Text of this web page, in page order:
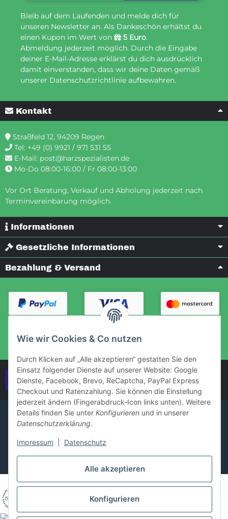
Alle akzeptieren
Konfigurieren
Wie wir Cookies & Co nutzen
Durch Klicken auf „Alle akzeptieren“ gestatten Sie den
Einsatz folgender Dienste auf unserer Website: Google
Dienste, Facebook, Brevo, ReCaptcha, PayPal Express
Checkout und Ratenzahlung. Sie können die Einstellung
jederzeit ändern (Fingerabdruck-Icon links unten). Weitere
Details finden Sie unter Konfigurieren und in unserer
Datenschutzerklärung.
Impressum Datenschutz
Bleib auf dem Laufenden und melde dich für
unseren Newsletter an. Als Dankeschön erhältst du
einen Kupon im Wert von
5 Euro.
Abmeldung jederzeit möglich. Durch die Eingabe
deiner E-Mail-Adresse erklärst du dich ausdrücklich
damit einverstanden, dass wir deine Daten gemäß
unserer Datenschutzrichtlinie aufbewahren.
Kontakt
Straßfeld 12, 94209 Regen
Tel: +49 (0) 9921 / 971 531 55
E-Mail: post@harzspezialisten.de
Mo-Do 08:00-16:00 / Fr 08:00-13:00
Vor Ort Beratung, Verkauf und Abholung jederzeit nach
Terminvereinbarung möglich.
Informationen
Gesetzliche Informationen
Bezahlung & Versand
Vertrag widerrufen